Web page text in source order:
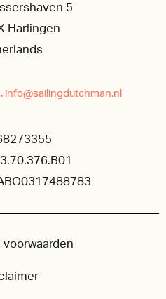
5
Harlingen
info@sailingdutchman.nl